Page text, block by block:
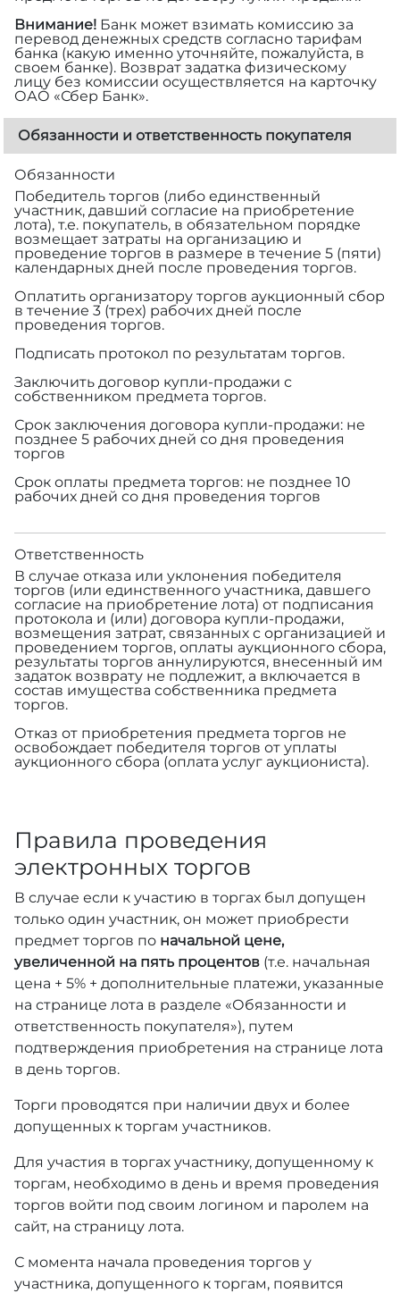
Внимание! Банк может взимать комиссию за
перевод денежных средств согласно тарифам
банка (какую именно уточняйте, пожалуйста, в
своем банке). Возврат задатка физическому
лицу без комиссии осуществляется на карточку
ОАО «Сбер Банк».
Обязанности и ответственность покупателя
Обязанности
Победитель торгов (либо единственный
участник, давший согласие на приобретение
лота), т.е. покупатель, в обязательном порядке
возмещает затраты на организацию и
проведение торгов в размере в течение 5 (пяти)
календарных дней после проведения торгов.
Оплатить организатору торгов аукционный сбор
в течение 3 (трех) рабочих дней после
проведения торгов.
Подписать протокол по результатам торгов.
Заключить договор купли-продажи с
собственником предмета торгов.
Срок заключения договора купли-продажи: не
позднее 5 рабочих дней со дня проведения
торгов
Срок оплаты предмета торгов: не позднее 10
рабочих дней со дня проведения торгов
Ответственность
В случае отказа или уклонения победителя
торгов (или единственного участника, давшего
согласие на приобретение лота) от подписания
протокола и (или) договора купли-продажи,
возмещения затрат, связанных с организацией и
проведением торгов, оплаты аукционного сбора,
результаты торгов аннулируются, внесенный им
задаток возврату не подлежит, а включается в
состав имущества собственника предмета
торгов.
Отказ от приобретения предмета торгов не
освобождает победителя торгов от уплаты
аукционного сбора (оплата услуг аукциониста).
Правила проведения
электронных торгов
В случае если к участию в торгах был допущен
только один участник, он может приобрести
предмет торгов по начальной цене,
увеличенной на пять процентов (т.е. начальная
цена + 5% + дополнительные платежи, указанные
на странице лота в разделе «Обязанности и
ответственность покупателя»), путем
подтверждения приобретения на странице лота
в день торгов.
Торги проводятся при наличии двух и более
допущенных к торгам участников.
Для участия в торгах участнику, допущенному к
торгам, необходимо в день и время проведения
торгов войти под своим логином и паролем на
сайт, на страницу лота.
С момента начала проведения торгов у
участника, допущенного к торгам, появится